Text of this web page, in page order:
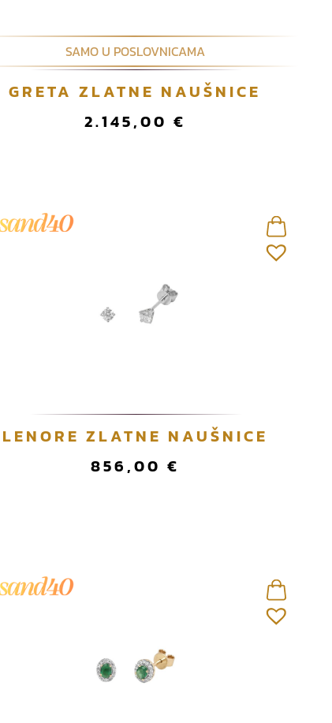
SAMO U POSLOVNICAMA
GRETA ZLATNE NAUŠNICE
2.145,00 €
LENORE ZLATNE NAUŠNICE
856,00 €